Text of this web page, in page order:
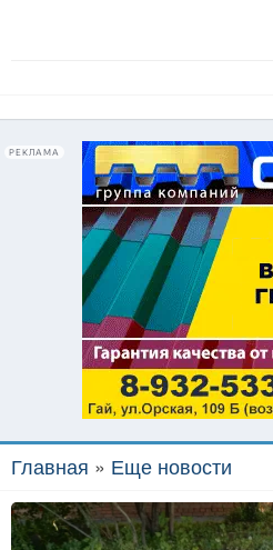
РЕКЛАМА
Главная » Еще новости